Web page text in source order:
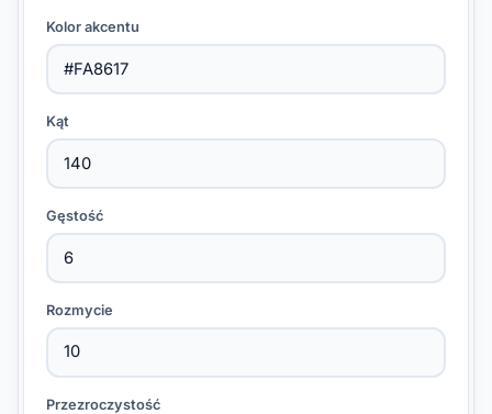
Kolor akcentu
Kąt
Gęstość
Rozmycie
Przezroczystość